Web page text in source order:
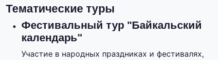
Тематические туры
Фестивальный тур "Байкальский
календарь"
Участие в народных праздниках и фестивалях,